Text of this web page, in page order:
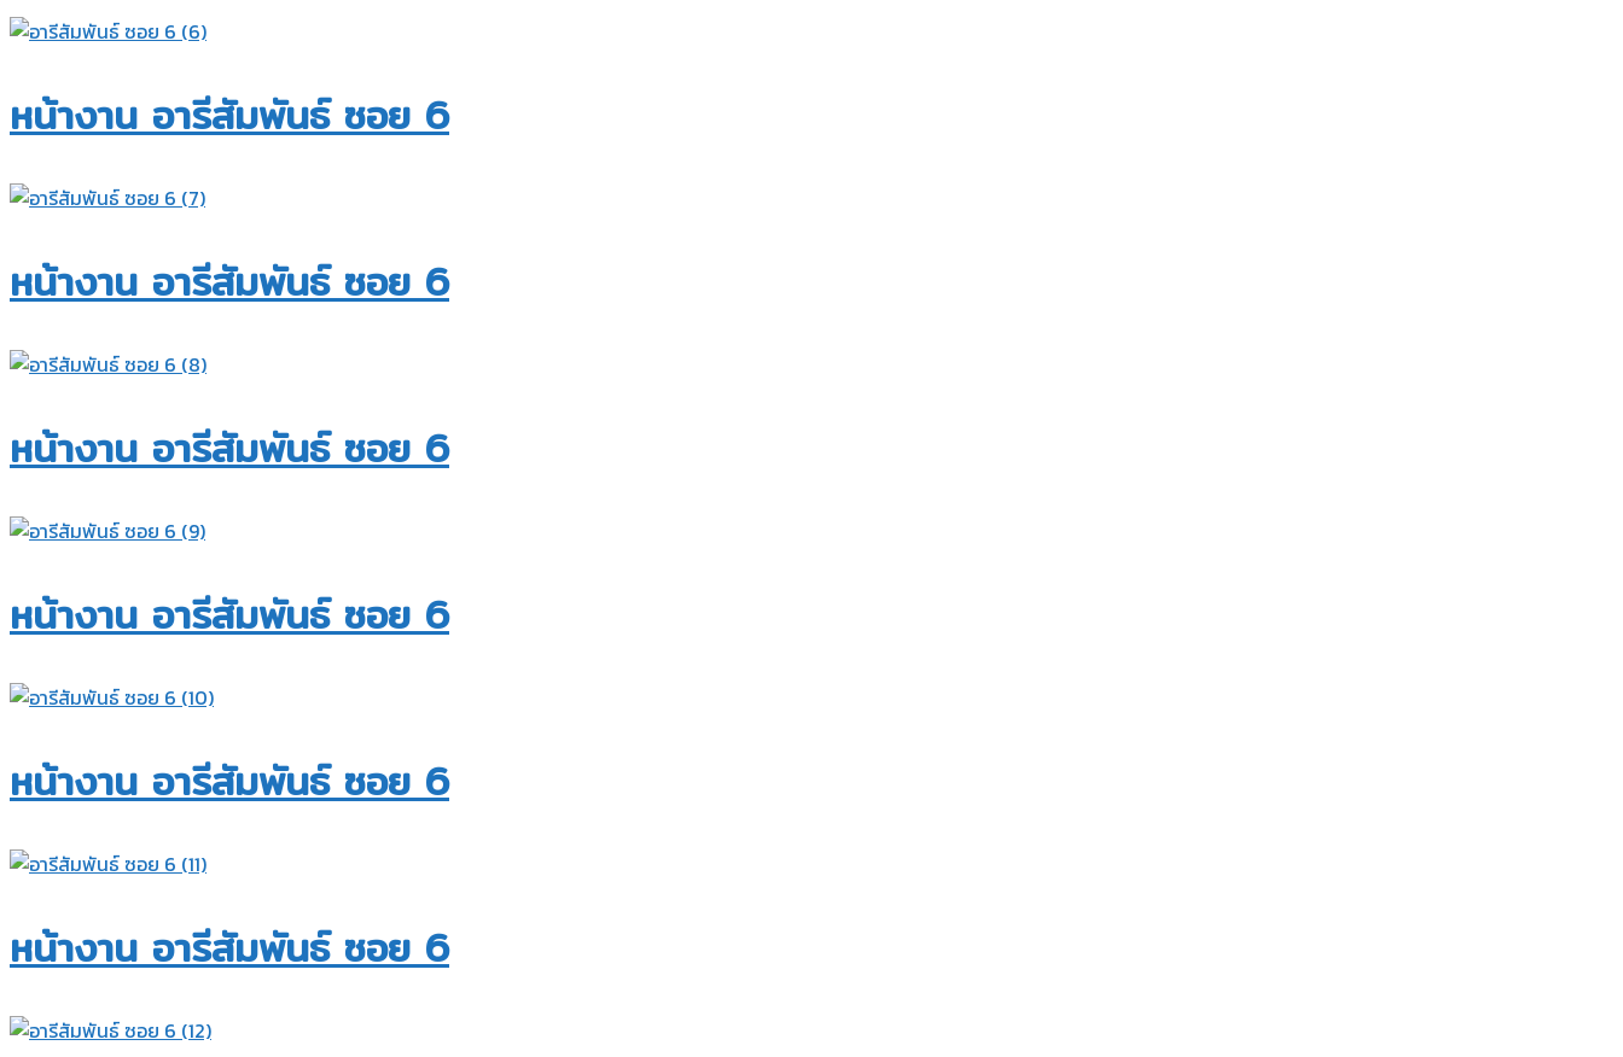
หน้างาน อารีสัมพันธ์ ซอย 6​
หน้างาน อารีสัมพันธ์ ซอย 6​
หน้างาน อารีสัมพันธ์ ซอย 6​
หน้างาน อารีสัมพันธ์ ซอย 6​
หน้างาน อารีสัมพันธ์ ซอย 6​
หน้างาน อารีสัมพันธ์ ซอย 6​